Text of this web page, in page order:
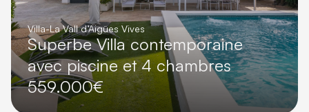
Villa-La Vall d’Aigües Vives
Superbe Villa contemporaine
avec piscine et 4 chambres
559.000€